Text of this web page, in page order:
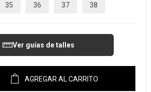
35 36 37 38
Ver guías de talles
AGREGAR AL CARRITO